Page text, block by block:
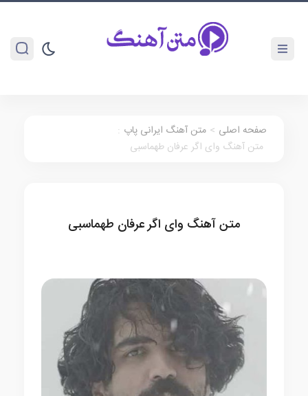
صفحه اصلی > متن آهنگ ایرانی پاپ :
متن آهنگ وای اگر عرفان طهماسبی
متن آهنگ وای اگر عرفان طهماسبی